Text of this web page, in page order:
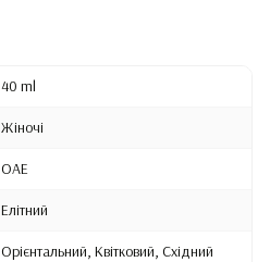
40 ml
Жіночі
ОАЕ
Елітний
Орієнтальний, Квітковий, Східний